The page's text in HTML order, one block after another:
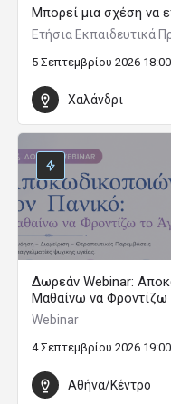
Μπορεί μια σχέση να
Ετήσια Εκπαιδευτικά
5 Σεπτεμβρίου 2026
Χαλάνδρι
Δωρεάν Webinar:
Μαθαίνω να Φροντίζω
Webinar
4 Σεπτεμβρίου 2026
Αθήνα/Κέντρο